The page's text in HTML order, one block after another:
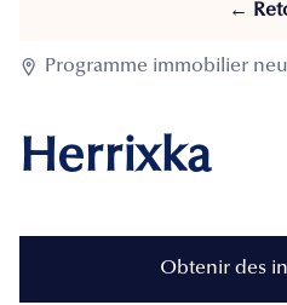
←
 Programme immobilier
Herrixka
Obtenir des